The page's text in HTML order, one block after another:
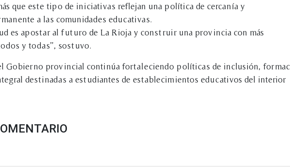
que este tipo de iniciativas reflejan una política de cercanía y
a las comunidades educativas.
es apostar al futuro de La Rioja y construir una provincia con más
y todas”, sostuvo.
Gobierno provincial continúa fortaleciendo políticas de inclusión,
destinadas a estudiantes de establecimientos educativos del interior